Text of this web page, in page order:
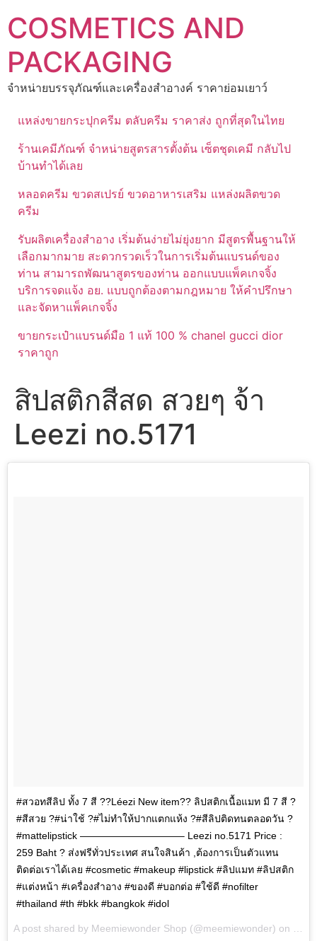
to
content
COSMETICS AND
PACKAGING
จำหน่ายบรรจุภัณฑ์และเครื่องสำอางค์ ราคาย่อมเยาว์
แหล่งขายกระปุกครีม ตลับครีม ราคาส่ง ถูกที่สุดในไทย
ร้านเคมีภัณฑ์ จำหน่ายสูตรสารตั้งต้น เซ็ตชุดเคมี กลับไป
บ้านทำได้เลย
หลอดครีม ขวดสเปรย์ ขวดอาหารเสริม แหล่งผลิตขวด
ครีม
รับผลิตเครื่องสำอาง เริ่มต้นง่ายไม่ยุ่งยาก มีสูตรพื้นฐานให้
เลือกมากมาย สะดวกรวดเร็วในการเริ่มต้นแบรนด์ของ
ท่าน สามารถพัฒนาสูตรของท่าน ออกแบบแพ็คเกจจิ้ง
บริการจดแจ้ง อย. แบบถูกต้องตามกฎหมาย ให้คำปรึกษา
และจัดหาแพ็คเกจจิ้ง
ขายกระเป๋าแบรนด์มือ 1 แท้ 100 % chanel gucci dior
ราคาถูก
สิปสติกสีสด สวยๆ จ้า
Leezi no.5171
#สวอทสีลิป ทั้ง 7 สี ??Léezi New item?? ลิปสติกเนื้อแมท มี 7 สี ?
#สีสวย ?#น่าใช้ ?#ไม่ทำให้ปากแตกแห้ง ?#สีลิปติดทนตลอดวัน ?
#mattelipstick ——————————– Leezi no.5171 Price :
259 Baht ? ส่งฟรีทั่วประเทศ สนใจสินค้า ,ต้องการเป็นตัวแทน
ติดต่อเราได้เลย #cosmetic #makeup #lipstick #ลิปแมท #ลิปสติก
#แต่งหน้า #เครื่องสำอาง #ของดี #บอกต่อ #ใช้ดี #nofilter
#thailand #th #bkk #bangkok #idol
A post shared by Meemiewonder Shop (@meemiewonder) on
Feb